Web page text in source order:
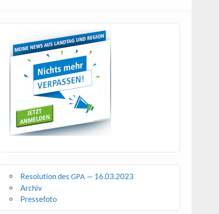
Resolution desGPA — 16.03.2023
Archiv
Pressefoto